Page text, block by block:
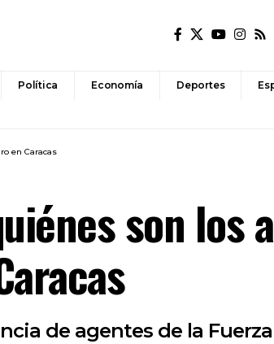
Política Economía Deportes
en Caracas
son los
de agentes de la